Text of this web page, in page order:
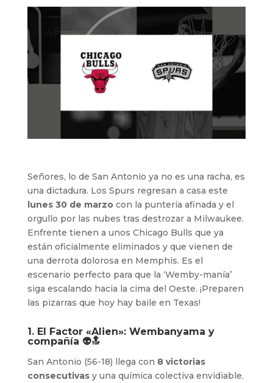
Señores, lo de San Antonio ya no es una racha, es
una dictadura. Los Spurs regresan a casa este
lunes 30 de marzocon la puntería afinada y el
orgullo por las nubes tras destrozar a Milwaukee.
Enfrente tienen a unos Chicago Bulls que ya
están oficialmente eliminados y que vienen de
una derrota dolorosa en Memphis. Es el
escenario perfecto para que la ‘Wemby-manía’
siga escalando hacia la cima del Oeste. ¡Preparen
las pizarras que hoy hay baile en Texas!
1. El Factor «Alien»: Wembanyama y
compañía 👽🔝
San Antonio (56-18) llega con 8 victorias
consecutivasy una química colectiva envidiable.